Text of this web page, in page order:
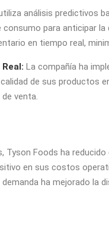
análisis predictivos
para anticipar
en tiempo real,
La compañía ha
de sus productos
venta.
Tyson Foods ha
en sus costos
ha mejorado la